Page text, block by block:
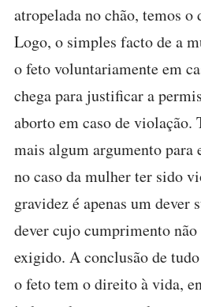
atropelada no chão, temos o
Logo, o simples facto de a
o feto voluntariamente em
chega para justificar a
aborto em caso de violação.
mais algum argumento para
no caso da mulher ter sido
gravidez é apenas um dever
dever cujo cumprimento
exigido. A conclusão de
o feto tem o direito à vida,